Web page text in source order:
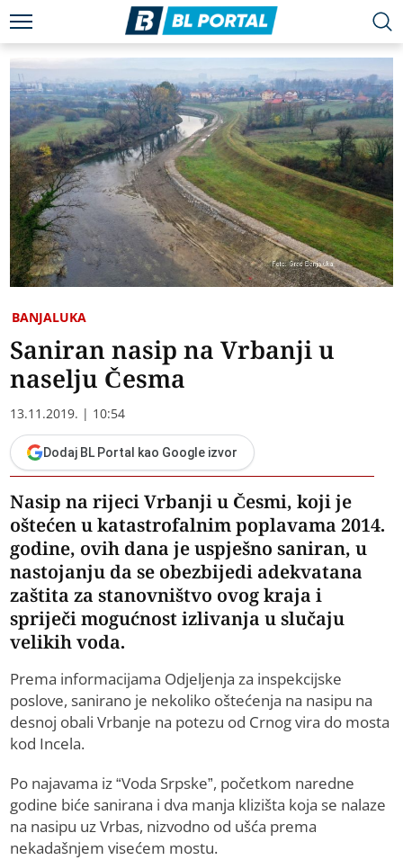
BANJALUKA
Saniran nasip na Vrbanji u
naselju Česma
13.11.2019. | 10:54
Dodaj BL Portal kao Google izvor
Nasip na rijeci Vrbanji u Česmi, koji je
oštećen u katastrofalnim poplavama 2014.
godine, ovih dana je uspješno saniran, u
nastojanju da se obezbijedi adekvatana
zaštita za stanovništvo ovog kraja i
spriječi mogućnost izlivanja u slučaju
velikih voda.
Prema informacijama Odjeljenja za inspekcijske
poslove, sanirano je nekoliko oštećenja na nasipu na
desnoj obali Vrbanje na potezu od Crnog vira do mosta
kod Incela.
Po najavama iz “Voda Srpske”, početkom naredne
godine biće sanirana i dva manja klizišta koja se nalaze
na nasipu uz Vrbas, nizvodno od ušća prema
nekadašnjem visećem mostu.